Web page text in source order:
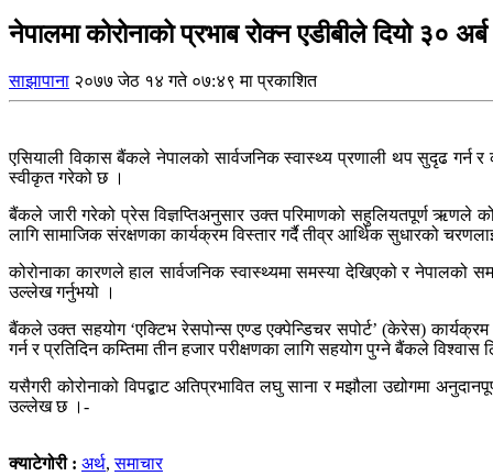
नेपालमा कोरोनाको प्रभाब रोक्न एडीबीले दियो ३०
साझापाना २०७७ जेठ १४ गते ०७:४९ मा प्रकाशित
एसियाली विकास बैंकले नेपालको सार्वजनिक स्वास्थ्य प्रणाली थप सुदृढ गर्न
स्वीकृत गरेको छ ।
बैंकले जारी गरेको प्रेस विज्ञप्तिअनुसार उक्त परिमाणको सहुलियतपूर्ण ऋणले
लागि सामाजिक संरक्षणका कार्यक्रम विस्तार गर्दै तीव्र आर्थिक सुधारको
कोरोनाका कारणले हाल सार्वजनिक स्वास्थ्यमा समस्या देखिएको र
उल्लेख गर्नुभयो ।
बैंकले उक्त सहयोग ‘एक्टिभ रेसपोन्स एण्ड एक्पेन्डिचर सपोर्ट’ (केरेस) कार्यक्रम
गर्न र प्रतिदिन कम्तिमा तीन हजार परीक्षणका लागि सहयोग पुग्ने बैंकले विश्वास
यसैगरी कोरोनाको विपद्बाट अतिप्रभावित लघु साना र मझौला उद्योगमा
उल्लेख छ ।-
क्याटेगोरी : अर्थ,समाचार